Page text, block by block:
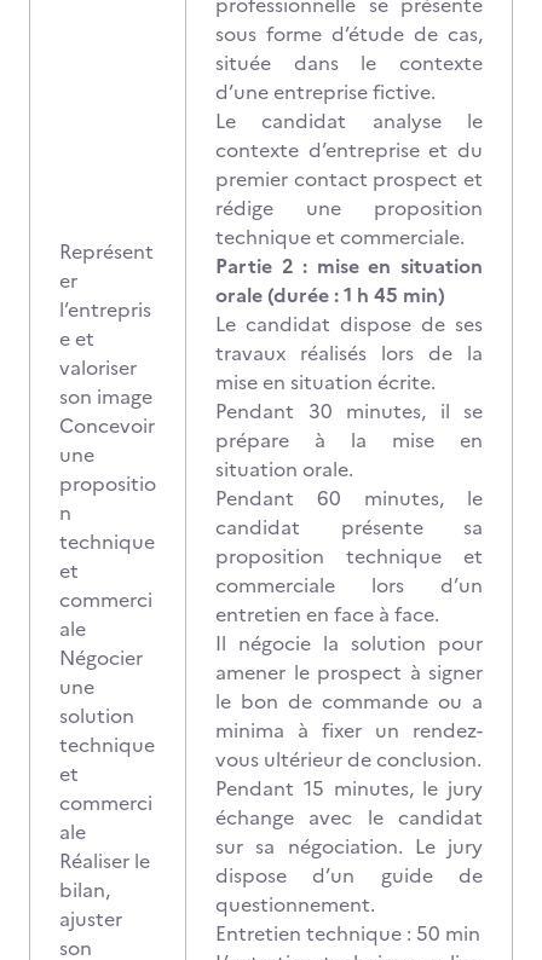
Représent
er
l’entrepris
e et
valoriser
son image
Concevoir
une
propositio
n
technique
et
commerci
ale
Négocier
une
solution
technique
et
commerci
ale
Réaliser le
bilan,
ajuster
son
sous forme d’étude de cas,
située dans le contexte
d’une entreprise fictive.
Le candidat analyse le
contexte d’entreprise et du
premier contact prospect et
rédige une proposition
technique et commerciale.
Partie 2 : mise en situation
orale (durée : 1 h 45 min)
Le candidat dispose de ses
travaux réalisés lors de la
mise en situation écrite.
Pendant 30 minutes, il se
prépare à la mise en
situation orale.
Pendant 60 minutes, le
candidat présente sa
proposition technique et
commerciale lors d’un
entretien en face à face.
Il négocie la solution pour
amener le prospect à signer
le bon de commande ou a
minima à fixer un rendez-
vous ultérieur de conclusion.
Pendant 15 minutes, le jury
échange avec le candidat
sur sa négociation. Le jury
dispose d’un guide de
questionnement.
Entretien technique : 50 min